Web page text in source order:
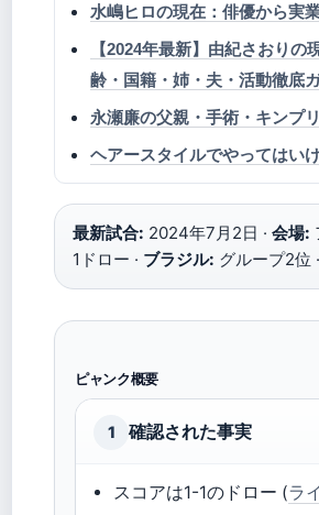
水嶋ヒロの現在：俳優から実
【2024年最新】由紀さおり
齢・国籍・姉・夫・活動徹底
永瀬廉の父親・手術・キンプ
ヘアースタイルでやってはい
最新試合: 2024年7月2日 · 会場:
1ドロー · ブラジル: グループ2位 ·
ピャンク概要
1 確認された事実
スコアは1-1のドロー (ラ